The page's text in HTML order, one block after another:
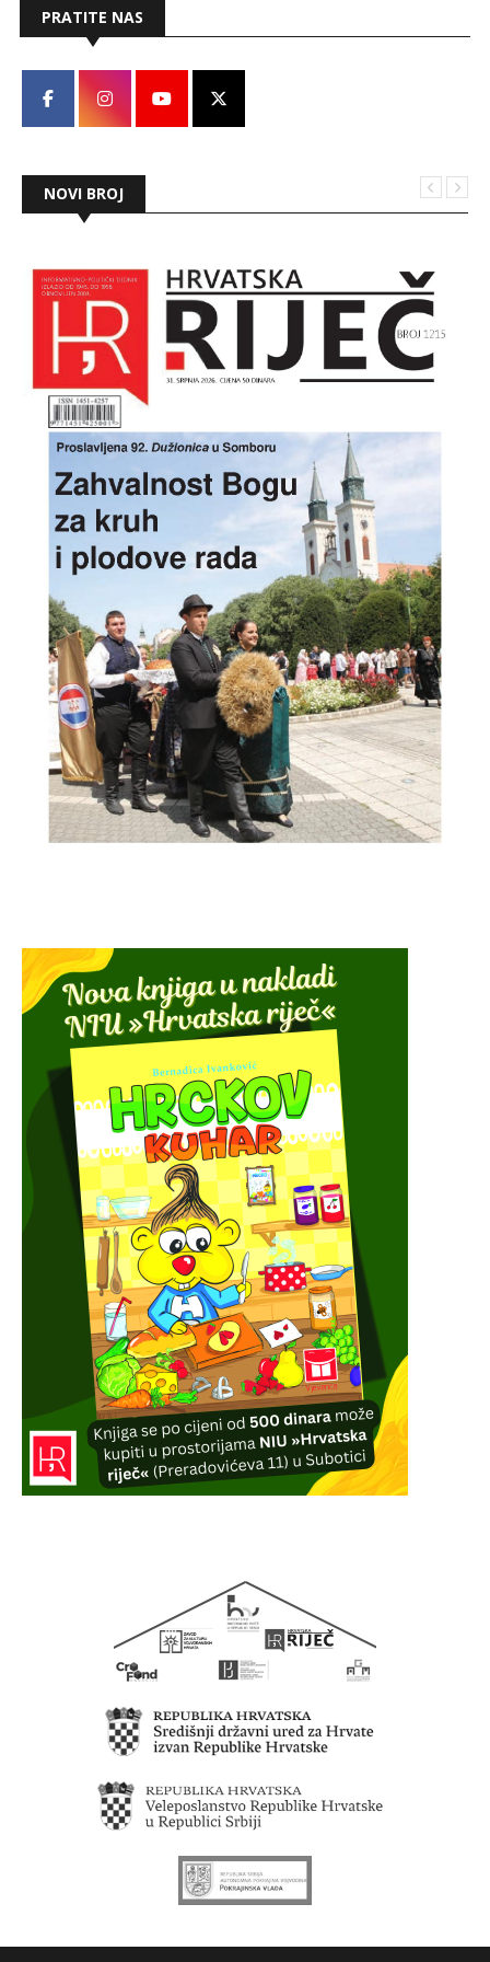
PRATITE NAS
NOVI BROJ